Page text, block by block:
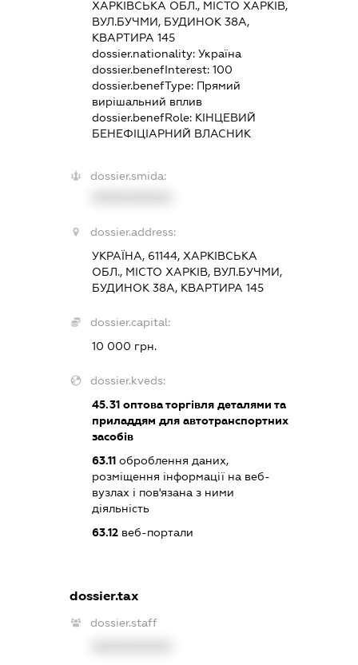
ХАРКІВСЬКА ОБЛ., МІСТО ХАРКІВ,
ВУЛ.БУЧМИ, БУДИНОК 38А,
КВАРТИРА 145
dossier.nationality: Україна
dossier.benefInterest: 100
dossier.benefType: Прямий
вирішальний вплив
dossier.benefRole: КІНЦЕВИЙ
БЕНЕФІЦІАРНИЙ ВЛАСНИК
dossier.smida:
dossier.address:
УКРАЇНА, 61144, ХАРКІВСЬКА
ОБЛ., МІСТО ХАРКІВ, ВУЛ.БУЧМИ,
БУДИНОК 38А, КВАРТИРА 145
dossier.capital:
10 000 грн.
dossier.kveds:
45.31оптова торгівля деталями та
приладдям для автотранспортних
засобів
63.11оброблення даних,
розміщення інформації на веб-
вузлах і пов'язана з ними
діяльність
63.12веб-портали
dossier.tax
dossier.staff